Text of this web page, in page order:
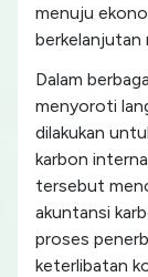
menuju
berkelanjutan
Dalam
menyoroti
dilakukan
karbon
tersebut
akuntansi
proses
keterlibatan